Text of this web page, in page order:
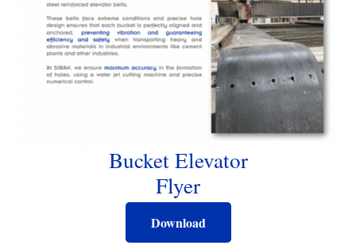
Bucket Elevator
Flyer
Download